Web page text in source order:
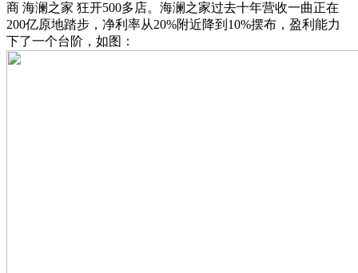
商 海澜之家 狂开500多店。海澜之家过去十年营收一曲正在
200亿原地踏步，净利率从20%附近降到10%摆布，盈利能力
下了一个台阶，如图：